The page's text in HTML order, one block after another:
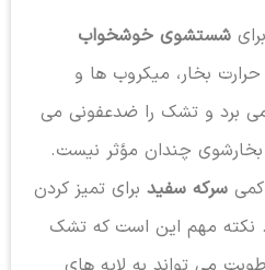
شستشوی خوشخواب
بخار، میکروب ها و
می برد و تشک را ضدعفونی می
بخارشوی چندان مؤثر نیست.
سرکه سفیدبرای تمیز کردن
نکته مهم این است که تشک